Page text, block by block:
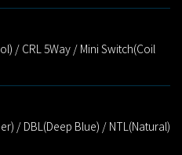
/ CRL 5Way / Mini Switch(Coil
/ DBL(Deep Blue) / NTL(Natural)